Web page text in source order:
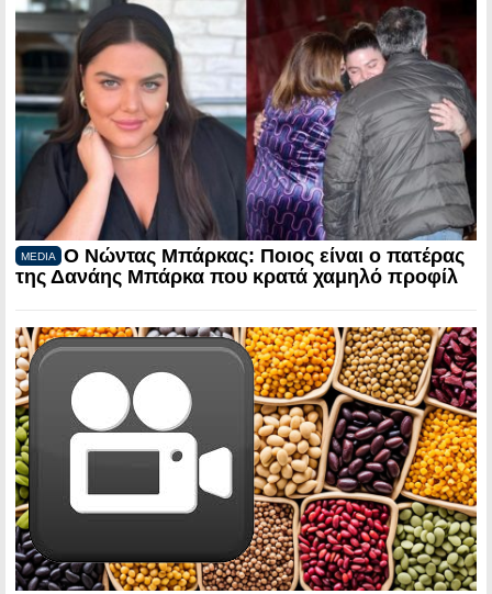
MEDIA
Ο Νώντας Μπάρκας: Ποιος είναι ο πατέρας
της Δανάης Μπάρκα που κρατά χαμηλό προφίλ